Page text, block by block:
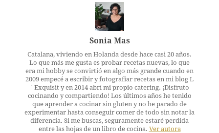
Sonia Mas
Catalana, viviendo en Holanda desde hace casi 20 años.
Lo que más me gusta es probar recetas nuevas, lo que
era mi hobby se convirtió en algo más grande cuando en
2009 empecé a escribir y fotografiar recetas en mi blog L
´Exquisit y en 2014 abrí mi propio catering. ¡Disfruto
cocinando y compartiendo! Los últimos años he tenido
que aprender a cocinar sin gluten y no he parado de
experimentar hasta conseguir comer de todo sin notar la
diferencia. Si me buscas, seguramente estaré perdida
entre las hojas de un libro de cocina. Ver autora